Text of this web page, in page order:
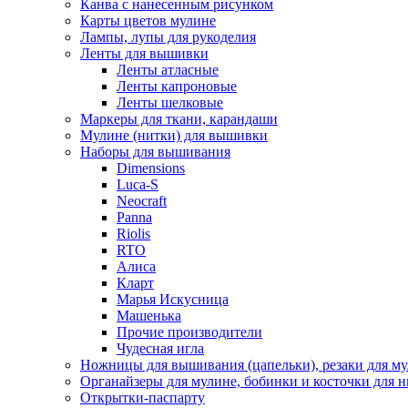
Канва с нанесенным рисунком
Карты цветов мулине
Лампы, лупы для рукоделия
Ленты для вышивки
Ленты атласные
Ленты капроновые
Ленты шелковые
Маркеры для ткани, карандаши
Мулине (нитки) для вышивки
Наборы для вышивания
Dimensions
Luca-S
Neocraft
Panna
Riolis
RTO
Алиса
Кларт
Марья Искусница
Машенька
Прочие производители
Чудесная игла
Ножницы для вышивания (цапельки), резаки для
Органайзеры для мулине, бобинки и косточки для
Открытки-паспарту